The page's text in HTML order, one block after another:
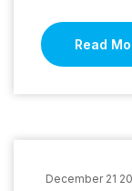
Read
December 21